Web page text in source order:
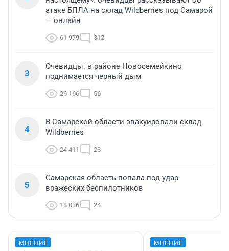
атаке БПЛА на склад Wildberries под Самарой
— онлайн
61 979 312
3
Очевидцы: в районе Новосемейкино
поднимается черный дым
26 166 56
4
В Самарской области эвакуировали склад
Wildberries
24 411 28
5
Самарская область попала под удар
вражеских беспилотников
18 036 24
МНЕНИЕ МНЕНИЕ